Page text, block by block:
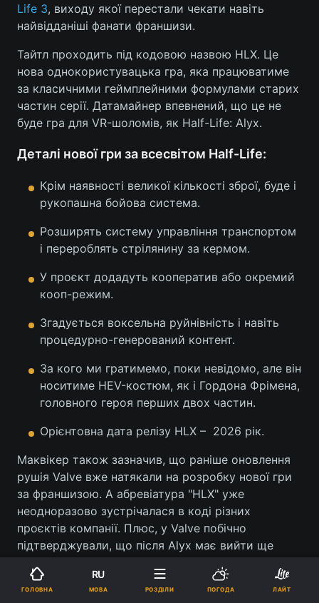
Life 3, виходу якої перестали чекати навіть
найвідданіші фанати франшизи.
Тайтл проходить під кодовою назвою HLX. Це
нова однокористувацька гра, яка працюватиме
за класичними геймплейними формулами старих
частин серії. Датамайнер впевнений, що це не
буде гра для VR-шоломів, як Half-Life: Alyx.
Деталі нової гри за всесвітом Half-Life:
Крім наявності великої кількості зброї, буде і
рукопашна бойова система.
Розширять систему управління транспортом
і перероблять стрілянину за кермом.
У проєкт додадуть кооператив або окремий
кооп-режим.
Згадується воксельна руйнівність і навіть
процедурно-генерований контент.
За кого ми гратимемо, поки невідомо, але він
носитиме HEV-костюм, як і Гордона Фрімена,
головного героя перших двох частин.
Орієнтовна дата релізу HLX – 2026 рік.
Маквікер також зазначив, що раніше оновлення
рушія Valve вже натякали на розробку нової гри
за франшизою. А абревіатура "HLX" уже
неодноразово зустрічалася в коді різних
проєктів компанії. Плюс, у Valve побічно
підтверджували, що після Alyx має вийти ще
ГОЛОВНА
RU
МОВА РОЗДІЛИ ПОГОДА ЛАЙТ